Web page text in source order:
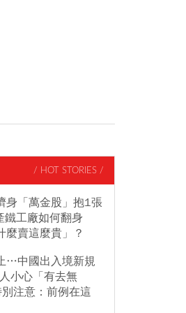
/ HOT STORIES /
身「萬金股」抱1張
工廠如何翻身
麼賣這麼貴」？
…中國出入境新規
小心「有去無
注意：前例在這